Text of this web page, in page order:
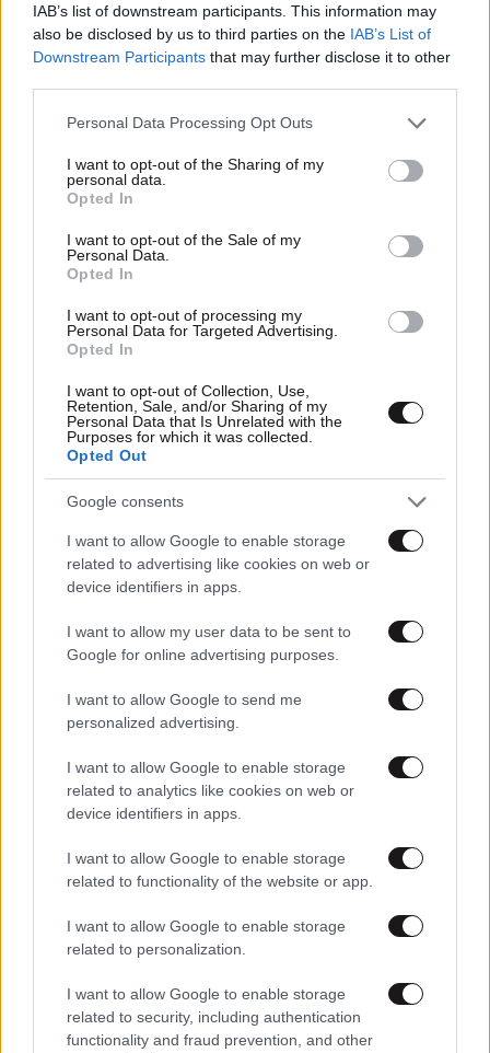
IAB’s list of downstream participants. This information may
also be disclosed by us to third parties on the IAB’s List of
Downstream Participants that may further disclose it to other
Please note that this website/app uses one or more Google
not limited to your visit or usage behaviour. You may click to
grant or deny consent to Google and its third-party tags to
use your data for below specified purposes in below Google
consent section.
Personal Data Processing Opt Outs
I want to opt-out of the Sharing of my
personal data.
Opted In
I want to opt-out of the Sale of my
Personal Data.
Opted In
I want to opt-out of processing my
Personal Data for Targeted Advertising.
Opted In
I want to opt-out of Collection, Use,
Retention, Sale, and/or Sharing of my
Personal Data that Is Unrelated with the
Purposes for which it was collected.
Opted Out
Google consents
I want to allow Google to enable storage
related to advertising like cookies on web or
device identifiers in apps.
I want to allow my user data to be sent to
Google for online advertising purposes.
I want to allow Google to send me
personalized advertising.
I want to allow Google to enable storage
related to analytics like cookies on web or
device identifiers in apps.
I want to allow Google to enable storage
related to functionality of the website or app.
I want to allow Google to enable storage
related to personalization.
I want to allow Google to enable storage
related to security, including authentication
functionality and fraud prevention, and other
01·05·2013 18:45
Υπέβαλε την παραίτησή του ο Ηλίας Κικίλιας
30·04·2013 18:38
Στήριξη Παπανδρέου σε Κικίλια
30·04·2013 18:14
«Γαλάζια» επέλαση στο κράτος «βλέπουν» στη ΔΗΜΑΡ